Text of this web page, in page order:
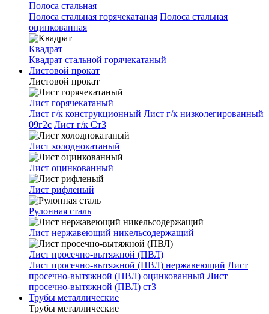
Полоса стальная
Полоса стальная горячекатаная Полоса стальная
оцинкованная
Квадрат
Квадрат стальной горячекатаный
Листовой прокат
Листовой прокат
Лист горячекатаный
Лист г/к конструкционный Лист г/к низколегированный
09г2с Лист г/к Ст3
Лист холоднокатаный
Лист оцинкованный
Лист рифленый
Рулонная сталь
Лист нержавеющий никельсодержащий
Лист просечно-вытяжной (ПВЛ)
Лист просечно-вытяжной (ПВЛ) нержавеющий Лист
просечно-вытяжной (ПВЛ) оцинкованный Лист
просечно-вытяжной (ПВЛ) ст3
Трубы металлические
Трубы металлические